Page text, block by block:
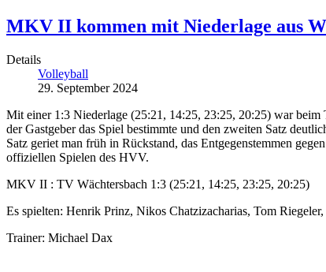
MKV II kommen mit Niederlage aus
Details
Volleyball
29. September 2024
Mit einer 1:3 Niederlage (25:21, 14:25, 23:25, 20:25) war
der Gastgeber das Spiel bestimmte und den zweiten Satz
Satz geriet man früh in Rückstand, das Entgegenstemmen
offiziellen Spielen des HVV.
MKV II : TV Wächtersbach 1:3 (25:21, 14:25, 23:25, 20:25)
Es spielten: Henrik Prinz, Nikos Chatzizacharias, Tom
Trainer: Michael Dax